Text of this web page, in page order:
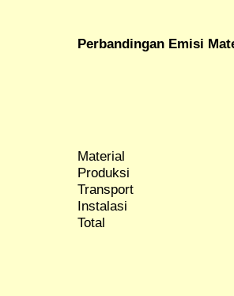
Perbandingan Emisi
Material
Produksi
Transport
Instalasi
Total